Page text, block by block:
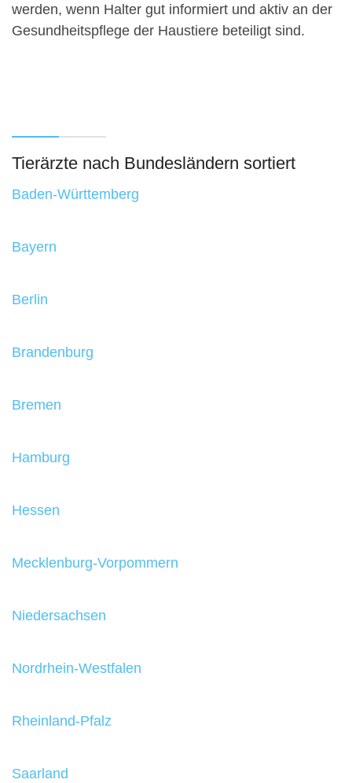
werden, wenn Halter gut informiert und aktiv an der
Gesundheitspflege der Haustiere beteiligt sind.
Tierärzte nach Bundesländern sortiert
Baden-Württemberg
Bayern
Berlin
Brandenburg
Bremen
Hamburg
Hessen
Mecklenburg-Vorpommern
Niedersachsen
Nordrhein-Westfalen
Rheinland-Pfalz
Saarland